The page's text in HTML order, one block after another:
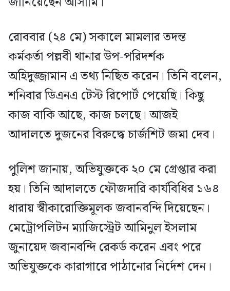
রোববার (২৪ মে) সকালে মামলার তদন্ত
কর্মকর্তা পল্লবী থানার উপ-পরিদর্শক
অহিদুজ্জামান এ তথ্য নিছিত করেন। তিনি বলেন,
শনিবার ডিএনএ টেস্ট রিপোর্ট পেয়েছি। কিছু
কাজ বাকি আছে, কাজ চলছে। আজই
আদালতে দুজনের বিরুদ্ধে চার্জশিট জমা দেব।
পুলিশ জানায়, অভিযুক্তকে ২০ মে গ্রেপ্তার করা
হয়। তিনি আদালতে ফৌজদারি কার্যবিধির ১৬৪
ধারায় স্বীকারোক্তিমূলক জবানবন্দি দিয়েছেন।
মেট্রোপলিটন ম্যাজিস্ট্রেট আমিনুল ইসলাম
জুনায়েদ জবানবন্দি রেকর্ড করেন এবং পরে
অভিযুক্তকে কারাগারে পাঠানোর নির্দেশ দেন।